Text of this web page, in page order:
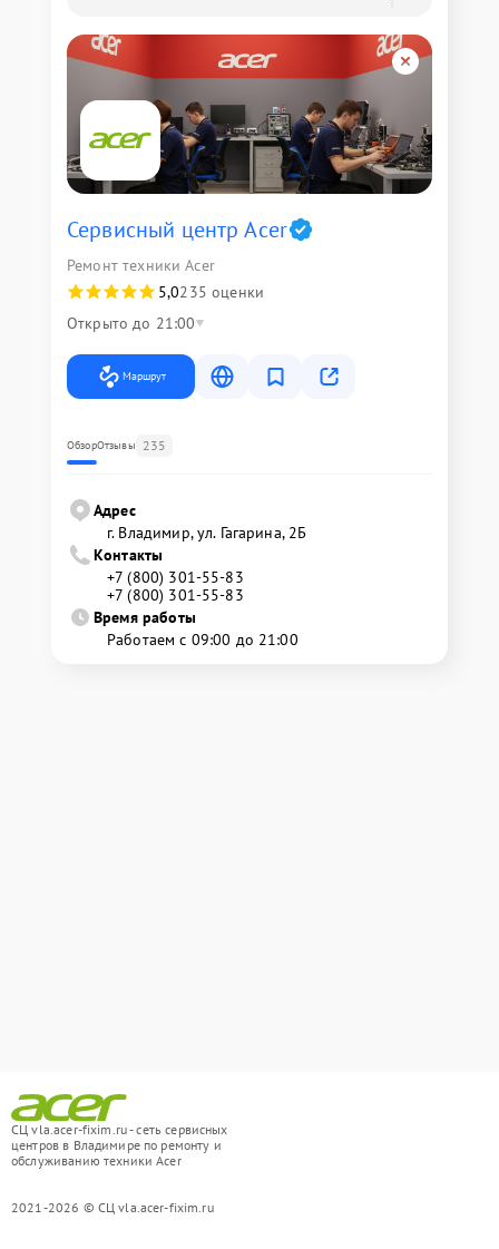
Сервисный центр Acer
Ремонт техники Acer
5,0235 оценки
Открыто до 21:00
Маршрут
ОбзорОтзывы 235
Адрес
г. Владимир, ул. Гагарина, 2Б
Контакты
+7 (800) 301-55-83
+7 (800) 301-55-83
Время работы
Работаем с 09:00 до 21:00
СЦ vla.acer-fixim.ru - сеть сервисных
центров в Владимире по ремонту и
обслуживанию техники Acer
2021-2026 © СЦ vla.acer-fixim.ru